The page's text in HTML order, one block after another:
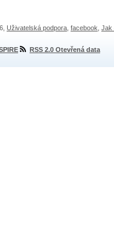
Uživatelská podpora facebook Jak
RSS 2.0 Otevřená data